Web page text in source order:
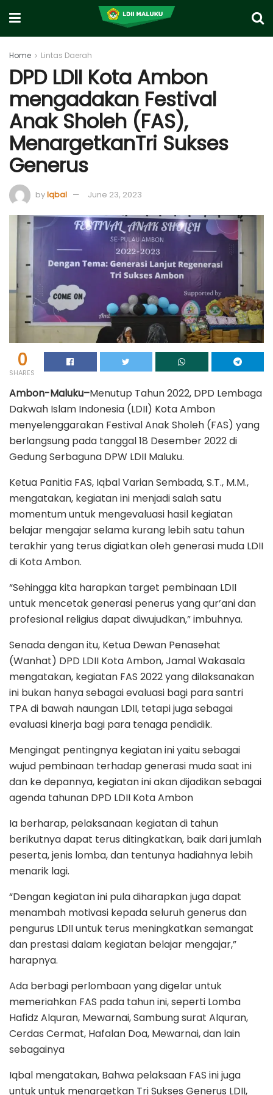
Home Lintas Daerah
DPD LDII Kota Ambon
mengadakan Festival
Anak Sholeh (FAS),
MenargetkanTri Sukses
Generus
byIqbal June 23, 2023
0
SHARES
Ambon-Maluku–Menutup Tahun 2022, DPD Lembaga
Dakwah Islam Indonesia (LDII) Kota Ambon
menyelenggarakan Festival Anak Sholeh (FAS) yang
berlangsung pada tanggal 18 Desember 2022 di
Gedung Serbaguna DPW LDII Maluku.
Ketua Panitia FAS, Iqbal Varian Sembada, S.T., M.M.,
mengatakan, kegiatan ini menjadi salah satu
momentum untuk mengevaluasi hasil kegiatan
belajar mengajar selama kurang lebih satu tahun
terakhir yang terus digiatkan oleh generasi muda LDII
di Kota Ambon.
“Sehingga kita harapkan target pembinaan LDII
untuk mencetak generasi penerus yang qur’ani dan
profesional religius dapat diwujudkan,” imbuhnya.
Senada dengan itu, Ketua Dewan Penasehat
(Wanhat) DPD LDII Kota Ambon, Jamal Wakasala
mengatakan, kegiatan FAS 2022 yang dilaksanakan
ini bukan hanya sebagai evaluasi bagi para santri
TPA di bawah naungan LDII, tetapi juga sebagai
evaluasi kinerja bagi para tenaga pendidik.
Mengingat pentingnya kegiatan ini yaitu sebagai
wujud pembinaan terhadap generasi muda saat ini
dan ke depannya, kegiatan ini akan dijadikan sebagai
agenda tahunan DPD LDII Kota Ambon
Ia berharap, pelaksanaan kegiatan di tahun
berikutnya dapat terus ditingkatkan, baik dari jumlah
peserta, jenis lomba, dan tentunya hadiahnya lebih
menarik lagi.
“Dengan kegiatan ini pula diharapkan juga dapat
menambah motivasi kepada seluruh generus dan
pengurus LDII untuk terus meningkatkan semangat
dan prestasi dalam kegiatan belajar mengajar,”
harapnya.
Ada berbagi perlombaan yang digelar untuk
memeriahkan FAS pada tahun ini, seperti Lomba
Hafidz Alquran, Mewarnai, Sambung surat Alquran,
Cerdas Cermat, Hafalan Doa, Mewarnai, dan lain
sebagainya
Iqbal mengatakan, Bahwa pelaksaan FAS ini juga
untuk untuk menargetkan Tri Sukses Generus LDII,